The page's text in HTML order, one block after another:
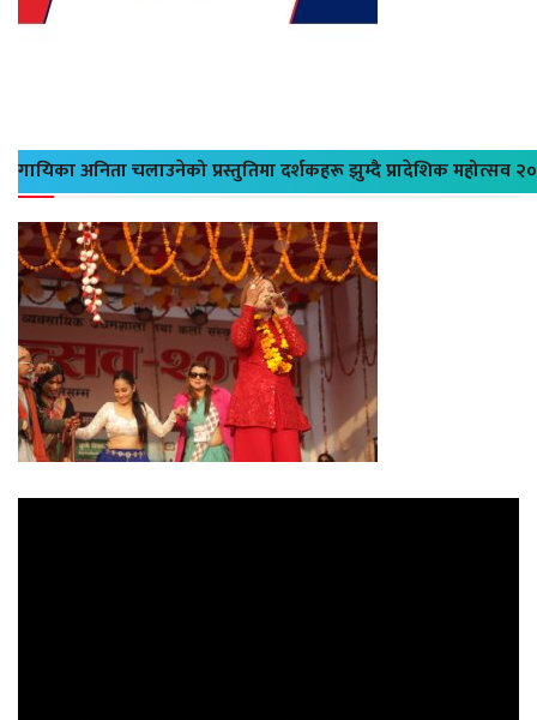
गायिका अनिता चलाउनेको प्रस्तुतिमा दर्शकहरू झुम्दै प्रादेशिक महोत्सव